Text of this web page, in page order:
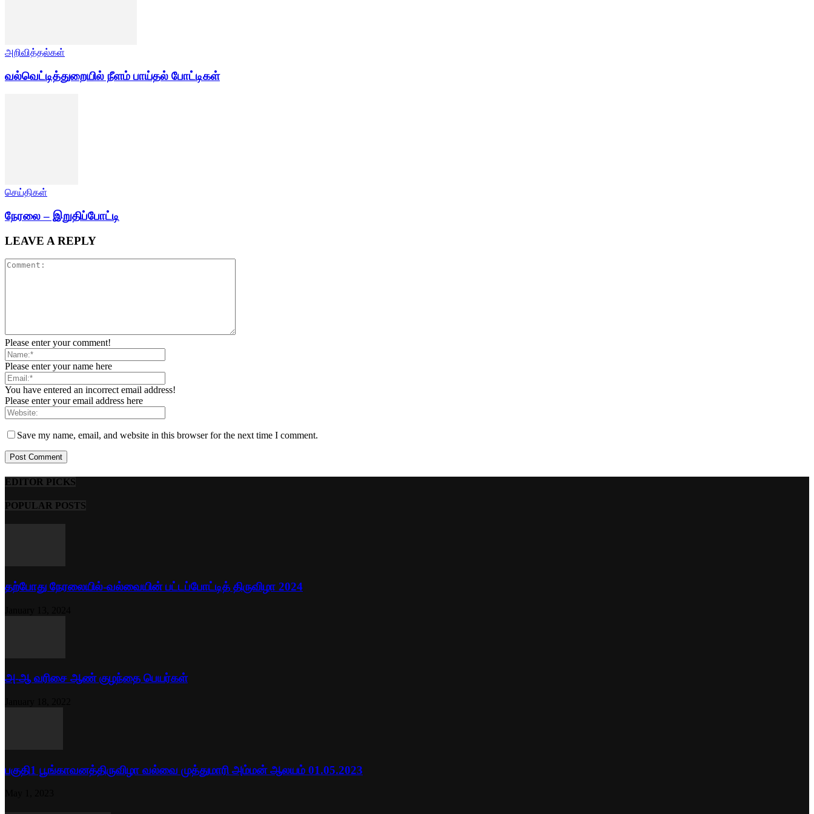
அறிவித்தல்கள்
வல்வெட்டித்துறையில் நீளம் பாய்தல் போட்டிகள்
செய்திகள்
நேரலை – இறுதிப்போட்டி
LEAVE A REPLY
Please enter your comment!
Please enter your name here
You have entered an incorrect email address!
Please enter your email address here
Save my name, email, and website in this browser for the next time I comment.
EDITOR PICKS
POPULAR POSTS
தற்போது நேரலையில்-வல்வையின் பட்டப்போட்டித் திருவிழா 2024
அ-ஆ வரிசை ஆண் குழந்தை பெயர்கள்
பகுதி1 பூங்காவனத்திருவிழா வல்வை முத்துமாரி அம்மன் ஆலயம் 01.05.2023